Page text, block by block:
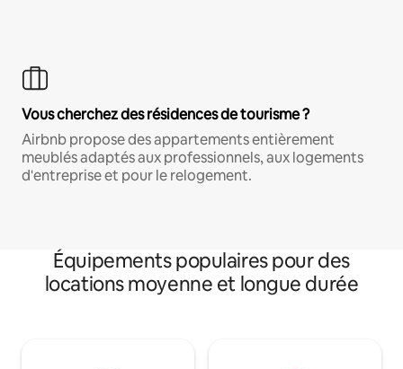
Vous cherchez des résidences de tourisme ?
Airbnb propose des appartements entièrement
meublés adaptés aux professionnels, aux logements
d'entreprise et pour le relogement.
Équipements populaires pour des
locations moyenne et longue durée